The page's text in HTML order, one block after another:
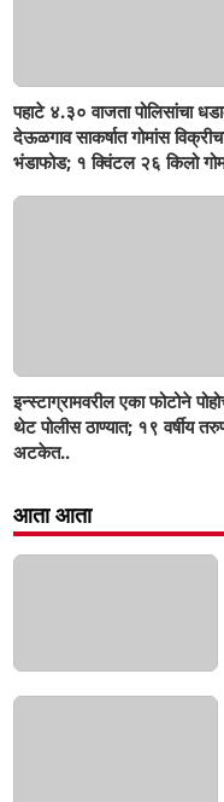
पहाटे ४.३० वाजता पोलिसांचा
देऊळगाव साकर्षात गोमांस
भंडाफोड; १ क्विंटल २६ किलो
इन्स्टाग्रामवरील एका फोटोने
थेट पोलीस ठाण्यात; १९ वर्षीय
अटकेत..
आता आता